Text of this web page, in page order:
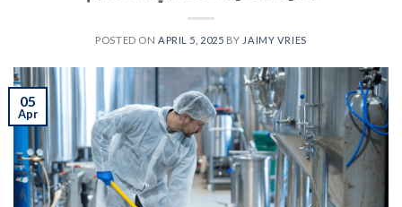
POSTED ON APRIL 5, 2025 BY JAIMY VRIES
05
Apr